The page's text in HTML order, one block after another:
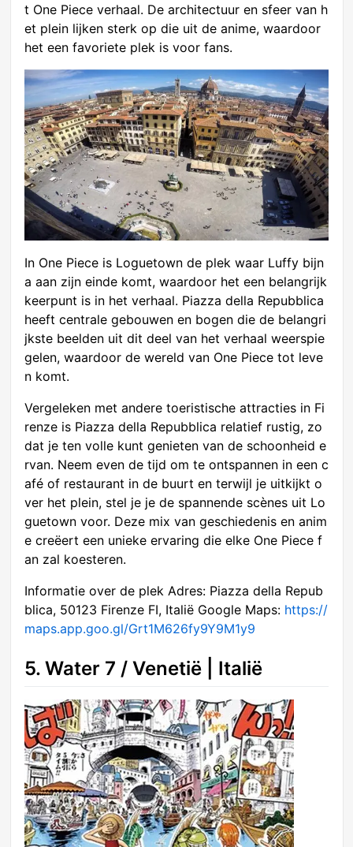
t One Piece verhaal. De architectuur en sfeer van h
et plein lijken sterk op die uit de anime, waardoor
het een favoriete plek is voor fans.
In One Piece is Loguetown de plek waar Luffy bijn
a aan zijn einde komt, waardoor het een belangrijk
keerpunt is in het verhaal. Piazza della Repubblica
heeft centrale gebouwen en bogen die de belangri
jkste beelden uit dit deel van het verhaal weerspie
gelen, waardoor de wereld van One Piece tot leve
n komt.
Vergeleken met andere toeristische attracties in Fi
renze is Piazza della Repubblica relatief rustig, zo
dat je ten volle kunt genieten van de schoonheid e
rvan. Neem even de tijd om te ontspannen in een c
afé of restaurant in de buurt en terwijl je uitkijkt o
ver het plein, stel je je de spannende scènes uit Lo
guetown voor. Deze mix van geschiedenis en anim
e creëert een unieke ervaring die elke One Piece f
an zal koesteren.
Informatie over de plek Adres: Piazza della Repub
blica, 50123 Firenze FI, Italië Google Maps: https://
maps.app.goo.gl/Grt1M626fy9Y9M1y9
5. Water 7 / Venetië | Italië